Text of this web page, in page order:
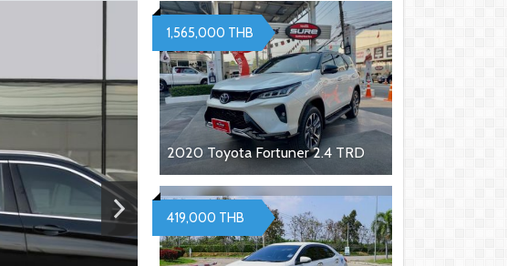
2020 Toyota Fortuner 2.4 TRD
1,565,000 THB
419,000 THB